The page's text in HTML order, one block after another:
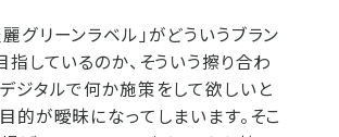
麗グリーンラベル」がどういうブラン
指しているのか、そういう擦り合わ
ジタルで何か施策をして欲しいと
的が曖昧になってしまいます。そこ